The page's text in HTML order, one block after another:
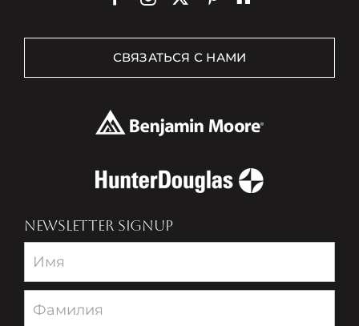
СВЯЗАТЬСЯ С НАМИ
NEWSLETTER SIGNUP
Newsletter